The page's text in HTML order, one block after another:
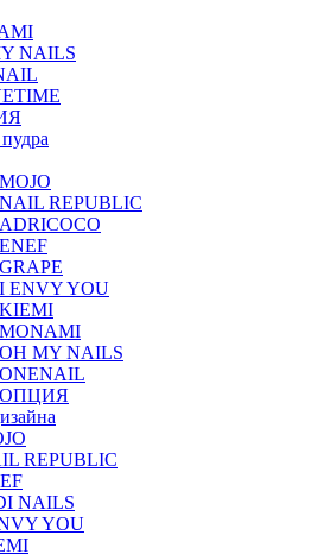
NAILS
REPUBLIC
ENVY YOU
MY NAILS
ОПЦИЯ
REPUBLIC
NAILS
YOU